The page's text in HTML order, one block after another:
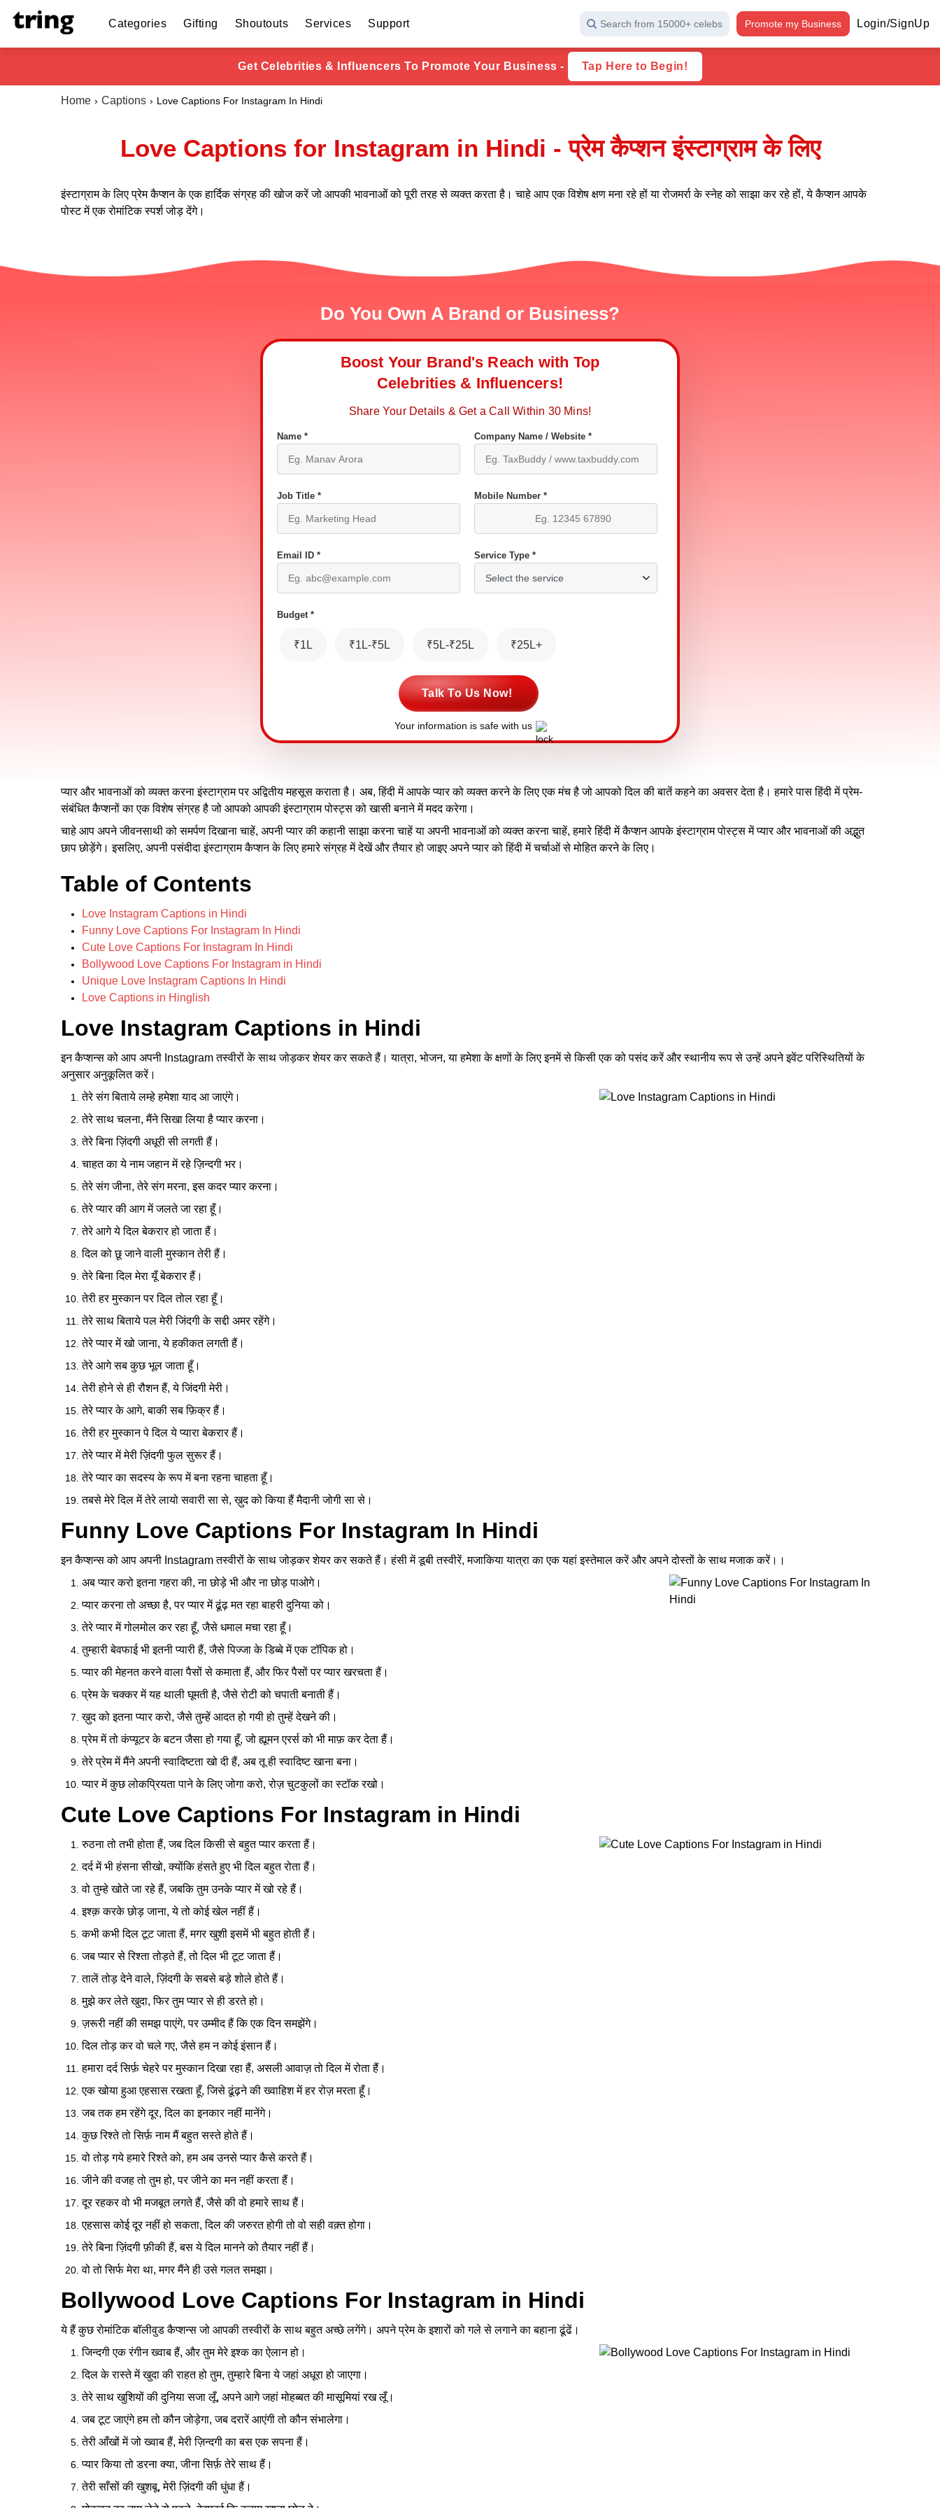
Categories Gifting Shoutouts Services Support Search from 15000+ celebs Promote my Business Login/SignUp
Get Celebrities & Influencers To Promote Your Business - Tap Here to Begin!
Home Captions Love Captions For Instagram In Hindi
Love Captions for Instagram in Hindi - प्रेम कैप्शन इंस्टाग्राम के लिए
इंस्टाग्राम के लिए प्रेम कैप्शन के एक हार्दिक संग्रह की खोज करें जो आपकी भावनाओं को पूरी तरह से व्यक्त करता है। चाहे आप एक विशेष क्षण मना रहे हों या रोजमर्रा के स्नेह को साझा कर रहे हों, ये कैप्शन आपके
पोस्ट में एक रोमांटिक स्पर्श जोड़ देंगे।
Do You Own A Brand or Business?
Boost Your Brand's Reach with Top
Celebrities & Influencers!
Share Your Details & Get a Call Within 30 Mins!
Name * Company Name / Website *
Job Title * Mobile Number *
Email ID * Service Type *
Budget *
₹1L ₹1L-₹5L ₹5L-₹25L ₹25L+
Talk To Us Now!
Your information is safe with us
प्यार और भावनाओं को व्यक्त करना इंस्टाग्राम पर अद्वितीय महसूस कराता है। अब, हिंदी में आपके प्यार को व्यक्त करने के लिए एक मंच है जो आपको दिल की बातें कहने का अवसर देता है। हमारे पास हिंदी में प्रेम-
संबंधित कैप्शनों का एक विशेष संग्रह है जो आपको आपकी इंस्टाग्राम पोस्ट्स को खासी बनाने में मदद करेगा।
चाहे आप अपने जीवनसाथी को समर्पण दिखाना चाहें, अपनी प्यार की कहानी साझा करना चाहें या अपनी भावनाओं को व्यक्त करना चाहें, हमारे हिंदी में कैप्शन आपके इंस्टाग्राम पोस्ट्स में प्यार और भावनाओं की अद्भुत
छाप छोड़ेंगे। इसलिए, अपनी पसंदीदा इंस्टाग्राम कैप्शन के लिए हमारे संग्रह में देखें और तैयार हो जाइए अपने प्यार को हिंदी में चर्चाओं से मोहित करने के लिए।
Table of Contents
Love Instagram Captions in Hindi
Funny Love Captions For Instagram In Hindi
Cute Love Captions For Instagram In Hindi
Bollywood Love Captions For Instagram in Hindi
Unique Love Instagram Captions In Hindi
Love Captions in Hinglish
Love Instagram Captions in Hindi
इन कैप्शन्स को आप अपनी Instagram तस्वीरों के साथ जोड़कर शेयर कर सकते हैं। यात्रा, भोजन, या हमेशा के क्षणों के लिए इनमें से किसी एक को पसंद करें और स्थानीय रूप से उन्हें अपने इवेंट परिस्थितियों के
अनुसार अनुकूलित करें।
तेरे संग बिताये लम्हे हमेशा याद आ जाएंगे।
तेरे साथ चलना, मैंने सिखा लिया है प्यार करना।
तेरे बिना ज़िंदगी अधूरी सी लगती हैं।
चाहत का ये नाम जहान में रहे ज़िन्दगी भर।
तेरे संग जीना, तेरे संग मरना, इस कदर प्यार करना।
तेरे प्यार की आग में जलते जा रहा हूँ।
तेरे आगे ये दिल बेकरार हो जाता हैं।
दिल को छू जाने वाली मुस्कान तेरी हैं।
तेरे बिना दिल मेरा यूँ बेकरार हैं।
तेरी हर मुस्कान पर दिल तोल रहा हूँ।
तेरे साथ बिताये पल मेरी जिंदगी के सद्दी अमर रहेंगे।
तेरे प्यार में खो जाना, ये हकीकत लगती हैं।
तेरे आगे सब कुछ भूल जाता हूँ।
तेरी होने से ही रौशन हैं, ये जिंदगी मेरी।
तेरे प्यार के आगे, बाकी सब फ़िक्र हैं।
तेरी हर मुस्कान पे दिल ये प्यारा बेकरार हैं।
तेरे प्यार में मेरी ज़िंदगी फुल सुरूर हैं।
तेरे प्यार का सदस्य के रूप में बना रहना चाहता हूँ।
तबसे मेरे दिल में तेरे लायो सवारी सा से, ख़ुद को किया हैं मैदानी जोगी सा से।
Funny Love Captions For Instagram In Hindi
इन कैप्शन्स को आप अपनी Instagram तस्वीरों के साथ जोड़कर शेयर कर सकते हैं। हंसी में डूबी तस्वीरें, मजाकिया यात्रा का एक यहां इस्तेमाल करें और अपने दोस्तों के साथ मजाक करें।।
अब प्यार करो इतना गहरा की, ना छोड़े भी और ना छोड़ पाओगे।
प्यार करना तो अच्छा है, पर प्यार में ढूंढ़ मत रहा बाहरी दुनिया को।
तेरे प्यार में गोलमोल कर रहा हूँ, जैसे धमाल मचा रहा हूँ।
तुम्हारी बेवफाई भी इतनी प्यारी हैं, जैसे पिज्जा के डिब्बे में एक टॉपिक हो।
प्यार की मेहनत करने वाला पैसों से कमाता हैं, और फिर पैसों पर प्यार खरचता हैं।
प्रेम के चक्कर में यह थाली घूमती है, जैसे रोटी को चपाती बनाती हैं।
ख़ुद को इतना प्यार करो, जैसे तुम्हें आदत हो गयी हो तुम्हें देखने की।
प्रेम में तो कंप्यूटर के बटन जैसा हो गया हूँ, जो ह्यूमन एरर्स को भी माफ़ कर देता हैं।
तेरे प्रेम में मैंने अपनी स्वादिष्टता खो दी हैं, अब तू ही स्वादिष्ट खाना बना।
प्यार में कुछ लोकप्रियता पाने के लिए जोगा करो, रोज़ चुटकुलों का स्टॉक रखो।
Cute Love Captions For Instagram in Hindi
रुठना तो तभी होता हैं, जब दिल किसी से बहुत प्यार करता हैं।
दर्द में भी हंसना सीखो, क्योंकि हंसते हुए भी दिल बहुत रोता हैं।
वो तुम्हे खोते जा रहे हैं, जबकि तुम उनके प्यार में खो रहे हैं।
इश्क़ करके छोड़ जाना, ये तो कोई खेल नहीं हैं।
कभी कभी दिल टूट जाता हैं, मगर खुशी इसमें भी बहुत होती हैं।
जब प्यार से रिश्ता तोड़ते हैं, तो दिल भी टूट जाता हैं।
तालें तोड़ देने वाले, ज़िंदगी के सबसे बड़े शोले होते हैं।
मुझे कर लेते खुदा, फिर तुम प्यार से ही डरते हो।
ज़रूरी नहीं की समझ पाएंगे, पर उम्मीद हैं कि एक दिन समझेंगे।
दिल तोड़ कर वो चले गए, जैसे हम न कोई इंसान हैं।
हमारा दर्द सिर्फ़ चेहरे पर मुस्कान दिखा रहा हैं, असली आवाज़ तो दिल में रोता हैं।
एक खोया हुआ एहसास रखता हूँ, जिसे ढूंढ़ने की ख्वाहिश में हर रोज़ मरता हूँ।
जब तक हम रहेंगे दूर, दिल का इनकार नहीं मानेंगे।
कुछ रिश्ते तो सिर्फ़ नाम मैं बहुत सस्ते होते हैं।
वो तोड़ गये हमारे रिश्ते को, हम अब उनसे प्यार कैसे करते हैं।
जीने की वजह तो तुम हो, पर जीने का मन नहीं करता हैं।
दूर रहकर वो भी मजबूत लगते हैं, जैसे की वो हमारे साथ हैं।
एहसास कोई दूर नहीं हो सकता, दिल की जरुरत होगी तो वो सही वक़्त होगा।
तेरे बिना ज़िंदगी फ़ीकी हैं, बस ये दिल मानने को तैयार नहीं हैं।
वो तो सिर्फ मेरा था, मगर मैंने ही उसे गलत समझा।
Bollywood Love Captions For Instagram in Hindi
ये हैं कुछ रोमांटिक बॉलीवुड कैप्शन्स जो आपकी तस्वीरों के साथ बहुत अच्छे लगेंगे। अपने प्रेम के इशारों को गले से लगाने का बहाना ढूंढें।
जिन्दगी एक रंगीन ख्वाब हैं, और तुम मेरे इश्क का ऐलान हो।
दिल के रास्ते में खुदा की राहत हो तुम, तुम्हारे बिना ये जहां अधूरा हो जाएगा।
तेरे साथ खुशियों की दुनिया सजा लूँ, अपने आगे जहां मोहब्बत की मासूमियां रख लूँ।
जब टूट जाएंगे हम तो कौन जोड़ेगा, जब दरारें आएंगी तो कौन संभालेगा।
तेरी आँखों में जो ख्वाब हैं, मेरी ज़िन्दगी का बस एक सपना हैं।
प्यार किया तो डरना क्या, जीना सिर्फ़ तेरे साथ हैं।
तेरी साँसों की खुशबू, मेरी ज़िंदगी की धुंधा हैं।